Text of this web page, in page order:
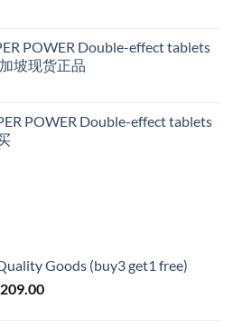
POWER Double-effect tablets
坡现货正品
POWER Double-effect tablets
Goods (buy3 get1 free)
209.00Price